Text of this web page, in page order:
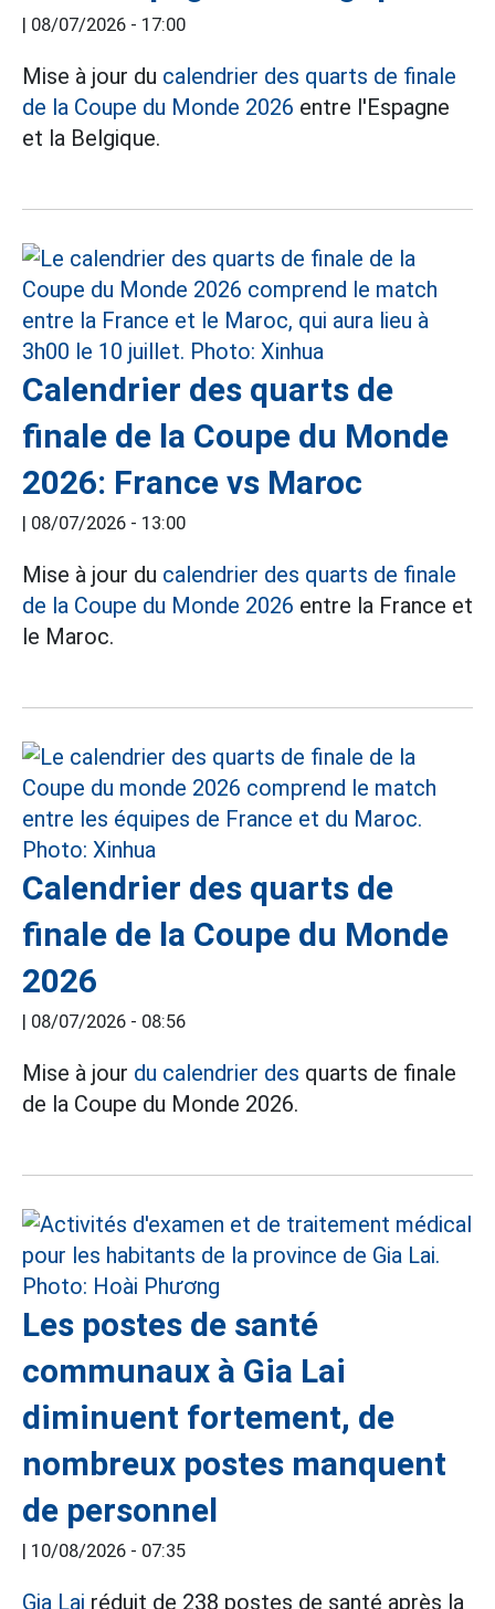
| 08/07/2026 - 17:00
Mise à jour du calendrier des quarts de finale
de la Coupe du Monde 2026 entre l'Espagne
et la Belgique.
Calendrier des quarts de
finale de la Coupe du Monde
2026: France vs Maroc
| 08/07/2026 - 13:00
Mise à jour du calendrier des quarts de finale
de la Coupe du Monde 2026 entre la France et
le Maroc.
Calendrier des quarts de
finale de la Coupe du Monde
2026
| 08/07/2026 - 08:56
Mise à jour du calendrier des quarts de finale
de la Coupe du Monde 2026.
Les postes de santé
communaux à Gia Lai
diminuent fortement, de
nombreux postes manquent
de personnel
| 10/08/2026 - 07:35
Gia Lai réduit de 238 postes de santé après la